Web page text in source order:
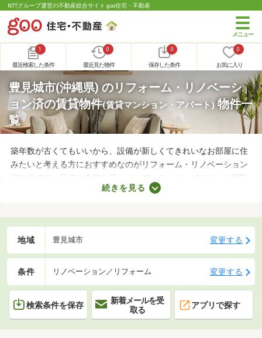
NTTグループ運営の不動産総合サイト goo住宅・不動産
1
最近検索した条件
0
最近見た物件
0
保存した条件
0
お気に入り
豊見城市(沖縄県) のリフォーム・リノベーシ
ョン済の賃貸物件(賃貸マンション・アパート) 物件一
覧
築年数が古くてもいいから、設備が新しくてきれいなお部屋に住
みたいと考える方におすすめなのがリフォーム・リノベーション
済物件です。設備や内装を新しくしている・ニーズにあった間取
りに変えているなど、住みやすさが格段にアップしていることが
べて、気になるお部屋を見つけましょう。
続きを見る
地域 豊見城市 変更する
条件 リノベーション／リフォーム 変更する
検索条件を保存
新着メールを受
取る
アプリで探す